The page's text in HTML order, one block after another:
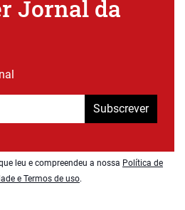
Jornal da
Subscrever
leu e compreendeu a nossa Política de
e Termos de uso.